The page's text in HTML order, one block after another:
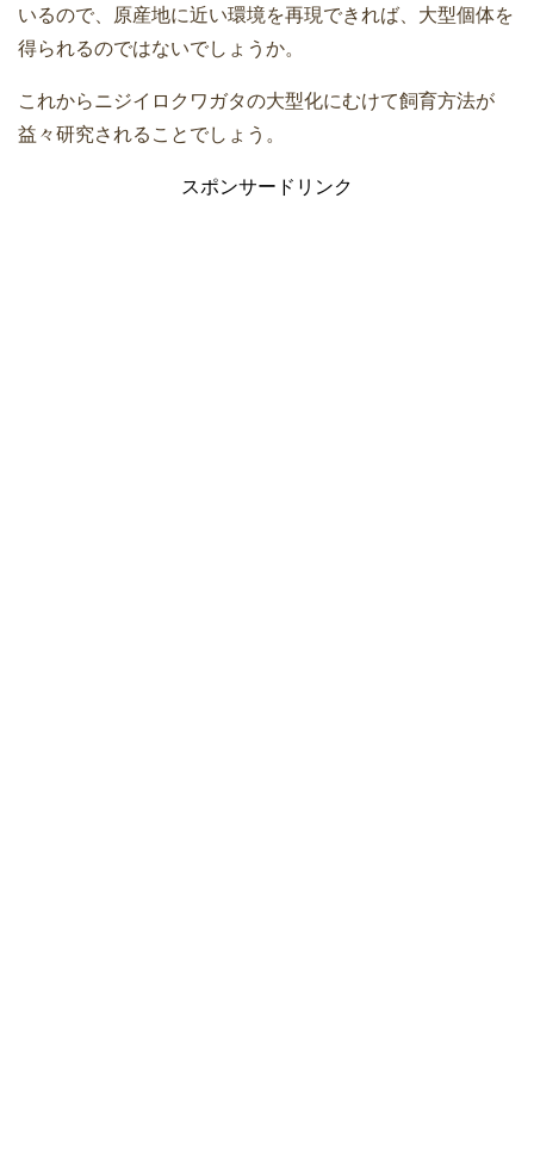
いるので、原産地に近い環境を再現できれば、大型個体を
得られるのではないでしょうか。
これからニジイロクワガタの大型化にむけて飼育方法が
益々研究されることでしょう。
スポンサードリンク